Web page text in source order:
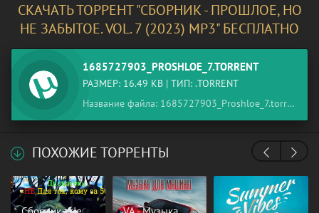
СКАЧАТЬ ТОРРЕНТ "СБОРНИК - ПРОШЛОЕ, НО
НЕ ЗАБЫТОЕ. VOL. 7 (2023) МР3" БЕСПЛАТНО
1685727903_PROSHLOE_7.TORRENT
РАЗМЕР: 16.49 KB | ТИП: .TORRENT
Название файла: 1685727903_Proshloe_7.torrent
ПОХОЖИЕ ТОРРЕНТЫ